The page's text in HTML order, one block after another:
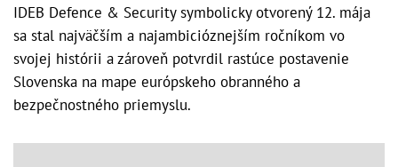
IDEB Defence & Security symbolicky otvorený 12. mája
sa stal najväčším a najambicióznejším ročníkom vo
svojej histórii a zároveň potvrdil rastúce postavenie
Slovenska na mape európskeho obranného a
bezpečnostného priemyslu.